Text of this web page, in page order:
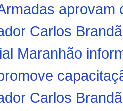
aprovam
Carlos
Maranhão
Carlos